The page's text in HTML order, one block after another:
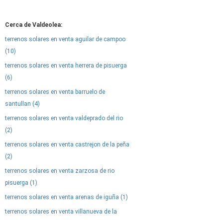
Cerca de Valdeolea:
terrenos solares en venta aguilar de campoo
(10)
terrenos solares en venta herrera de pisuerga
(6)
terrenos solares en venta barruelo de
santullan (4)
terrenos solares en venta valdeprado del rio
(2)
terrenos solares en venta castrejon de la peña
(2)
terrenos solares en venta zarzosa de rio
pisuerga (1)
terrenos solares en venta arenas de iguña (1)
terrenos solares en venta villanueva de la